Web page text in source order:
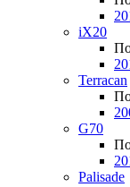
iX20
Terracan
G70
Palisade